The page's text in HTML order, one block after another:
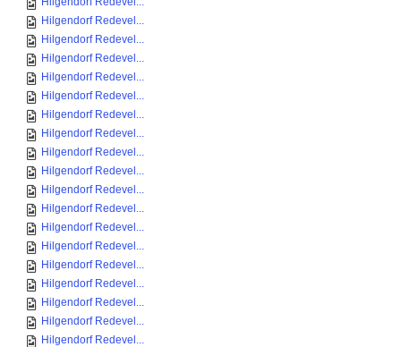
Hilgendorf Redevel...
Hilgendorf Redevel...
Hilgendorf Redevel...
Hilgendorf Redevel...
Hilgendorf Redevel...
Hilgendorf Redevel...
Hilgendorf Redevel...
Hilgendorf Redevel...
Hilgendorf Redevel...
Hilgendorf Redevel...
Hilgendorf Redevel...
Hilgendorf Redevel...
Hilgendorf Redevel...
Hilgendorf Redevel...
Hilgendorf Redevel...
Hilgendorf Redevel...
Hilgendorf Redevel...
Hilgendorf Redevel...